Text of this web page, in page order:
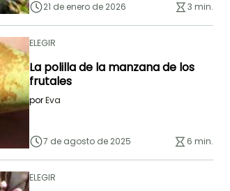
21 de enero de 2026 3 min.
ELEGIR
La polilla de la manzana de los
frutales
porEva
7 de agosto de 2025 6 min.
ELEGIR